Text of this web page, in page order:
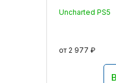
Uncharted PS5
от 2 977 ₽